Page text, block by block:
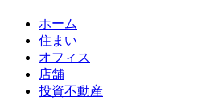
ホーム
住まい
オフィス
店舗
投資不動産